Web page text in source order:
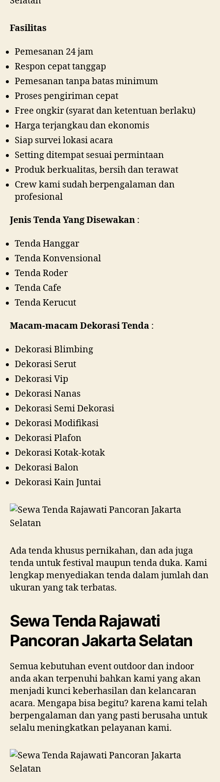
Fasilitas
Pemesanan 24 jam
Respon cepat tanggap
Pemesanan tanpa batas minimum
Proses pengiriman cepat
Free ongkir (syarat dan ketentuan berlaku)
Harga terjangkau dan ekonomis
Siap survei lokasi acara
Setting ditempat sesuai permintaan
Produk berkualitas, bersih dan terawat
Crew kami sudah berpengalaman dan
profesional
Jenis Tenda Yang Disewakan :
Tenda Hanggar
Tenda Konvensional
Tenda Roder
Tenda Cafe
Tenda Kerucut
Macam-macam Dekorasi Tenda :
Dekorasi Blimbing
Dekorasi Serut
Dekorasi Vip
Dekorasi Nanas
Dekorasi Semi Dekorasi
Dekorasi Modifikasi
Dekorasi Plafon
Dekorasi Kotak-kotak
Dekorasi Balon
Dekorasi Kain Juntai
Ada tenda khusus pernikahan, dan ada juga
tenda untuk festival maupun tenda duka. Kami
lengkap menyediakan tenda dalam jumlah dan
ukuran yang tak terbatas.
Sewa Tenda Rajawati
Pancoran Jakarta Selatan
Semua kebutuhan event outdoor dan indoor
anda akan terpenuhi bahkan kami yang akan
menjadi kunci keberhasilan dan kelancaran
acara. Mengapa bisa begitu? karena kami telah
berpengalaman dan yang pasti berusaha untuk
selalu meningkatkan pelayanan kami.